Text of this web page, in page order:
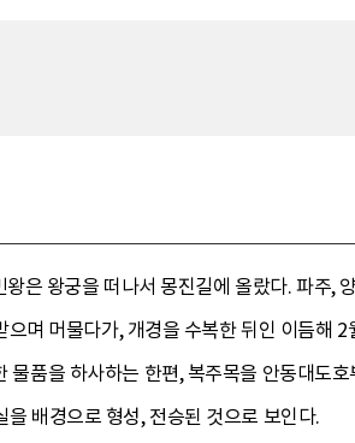
은 왕궁을 떠나서 몽진길에 올랐다. 파주,
며 머물다가, 개경을 수복한 뒤인 이듬해
품을 하사하는 한편, 복주목을 안동대도
배경으로 형성, 전승된 것으로 보인다.